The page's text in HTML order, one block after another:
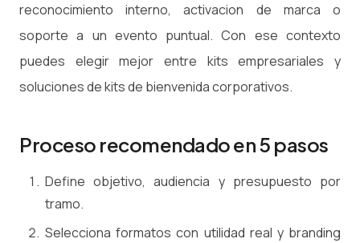
reconocimiento interno, activacion de marca o
soporte a un evento puntual. Con ese contexto
puedes elegir mejor entre kits empresariales y
soluciones de kits de bienvenida corporativos.
Proceso recomendado en 5 pasos
Define objetivo, audiencia y presupuesto por
tramo.
Selecciona formatos con utilidad real y branding